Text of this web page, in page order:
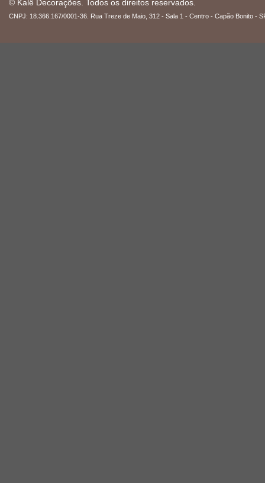
© Kalê Decorações. Todos os direitos reservados.
CNPJ: 18.366.167/0001-36. Rua Treze de Maio, 312 - Sala 1 - Centro - Capão Bonito -